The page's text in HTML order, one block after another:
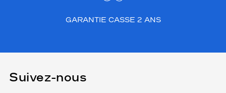
GARANTIE CASSE 2 ANS
Suivez-nous